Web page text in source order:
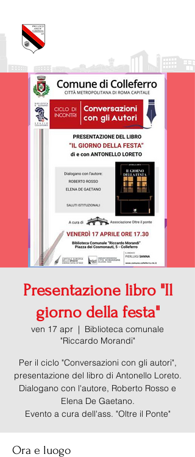
Presentazione libro "Il
giorno della festa"
ven 17 apr
  |
Biblioteca comunale
"Riccardo Morandi"
Per il ciclo "Conversazioni con gli autori",
presentazione del libro di Antonello Loreto.
Dialogano con l'autore, Roberto Rosso e
Elena De Gaetano.
Evento a cura dell'ass. "Oltre il Ponte"
Ora e luogo